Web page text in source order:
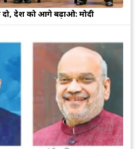
दो, देश को आगे बढ़ाओ: मोदी